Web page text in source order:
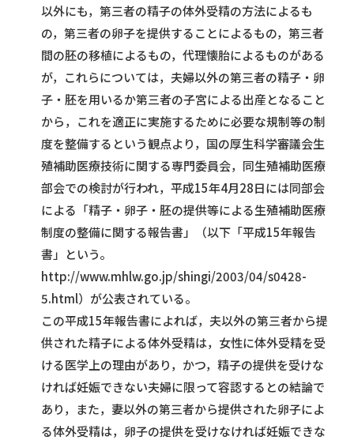
以外にも，第三者の精子の体外受精の方法によるも
の，第三者の卵子を提供することによるもの，第三者
間の胚の移植によるもの，代理懐胎によるものがある
が，これらについては，夫婦以外の第三者の精子・卵
子・胚を用いるか第三者の子宮による出産となること
から，これを適正に実施するために必要な規制等の制
度を整備するという観点より，国の厚生科学審議会生
殖補助医療技術に関する専門委員会，同生殖補助医療
部会での検討が行われ，平成15年4月28日には同部会
による「精子・卵子・胚の提供等による生殖補助医療
制度の整備に関する報告書」（以下「平成15年報告
書」という。
http://www.mhlw.go.jp/shingi/2003/04/s0428-
5.html）が公表されている。
この平成15年報告書によれば，夫以外の第三者から提
供された精子による体外受精は，女性に体外受精を受
ける医学上の理由があり，かつ，精子の提供を受けな
ければ妊娠できない夫婦に限って容認するとの結論で
あり，また，妻以外の第三者から提供された卵子によ
る体外受精は，卵子の提供を受けなければ妊娠できな